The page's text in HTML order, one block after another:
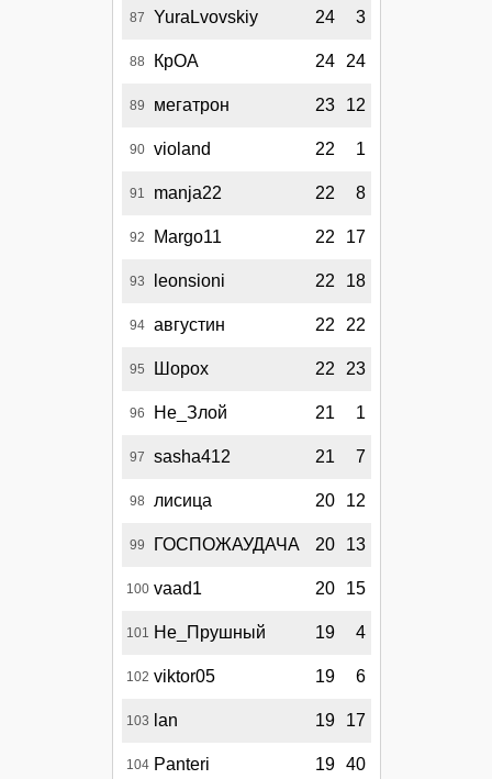
87 YuraLvovskiy 24 3
88 КрОА 24 24
89 мегатрон 23 12
90 violand 22 1
91 manja22 22 8
92 Margo11 22 17
93 leonsioni 22 18
94 августин 22 22
95 Шорох 22 23
96 Не_Злой 21 1
97 sasha412 21 7
98 лисица 20 12
99 ГОСПОЖАУДАЧА 20 13
100 vaad1 20 15
101 Не_Прушный 19 4
102 viktor05 19 6
103 lan 19 17
104 Panteri 19 40